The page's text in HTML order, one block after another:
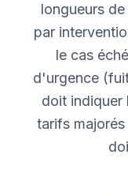
longueurs
par
le cas
d'urgence
doit indiquer
tarifs